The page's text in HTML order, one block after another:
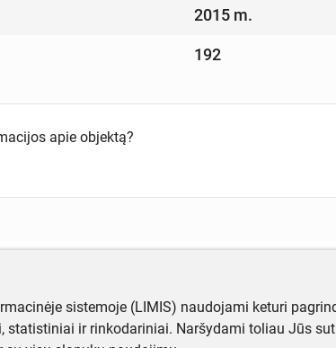
2015 m.
192
apie objektą?
sistemoje (LIMIS) naudojami keturi
statistiniai ir rinkodariniai. Naršydami toliau Jūs